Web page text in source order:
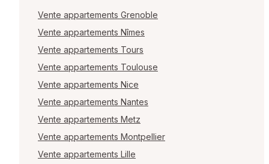
Vente appartements Grenoble
Vente appartements Nîmes
Vente appartements Tours
Vente appartements Toulouse
Vente appartements Nice
Vente appartements Nantes
Vente appartements Metz
Vente appartements Montpellier
Vente appartements Lille